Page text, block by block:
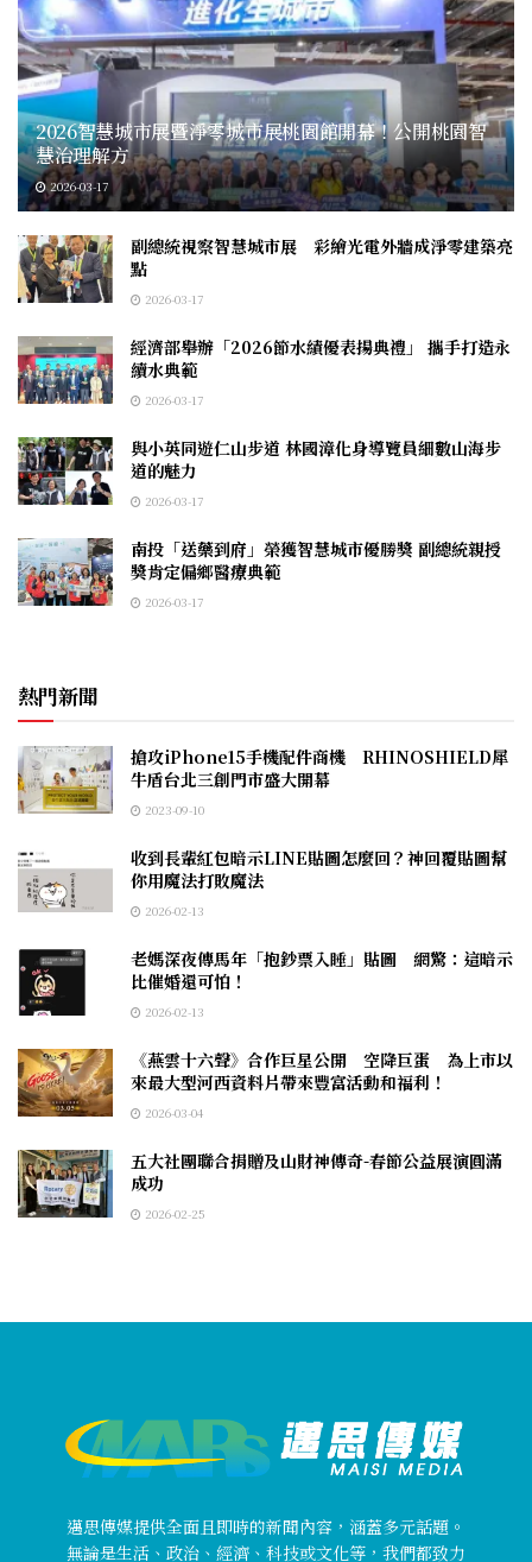
2026智慧城市展暨淨零城市展桃園館開幕！公開桃園智
慧治理解方
2026-03-17
副總統視察智慧城市展 彩繪光電外牆成淨零建築亮
點
2026-03-17
經濟部舉辦「2026節水績優表揚典禮」 攜手打造永
續水典範
2026-03-17
與小英同遊仁山步道 林國漳化身導覽員細數山海步
道的魅力
2026-03-17
南投「送藥到府」榮獲智慧城市優勝獎 副總統親授
獎肯定偏鄉醫療典範
2026-03-17
熱門新聞
搶攻iPhone15手機配件商機 RHINOSHIELD犀
牛盾台北三創門市盛大開幕
2023-09-10
收到長輩紅包暗示LINE貼圖怎麼回？神回覆貼圖幫
你用魔法打敗魔法
2026-02-13
老媽深夜傳馬年「抱鈔票入睡」貼圖 網驚：這暗示
比催婚還可怕！
2026-02-13
《燕雲十六聲》合作巨星公開 空降巨蛋 為上市以
來最大型河西資料片帶來豐富活動和福利！
2026-03-04
五大社團聯合捐贈及山財神傳奇-春節公益展演圓滿
成功
2026-02-25
邁思傳媒提供全面且即時的新聞內容，涵蓋多元話題。
無論是生活、政治、經濟、科技或文化等，我們都致力